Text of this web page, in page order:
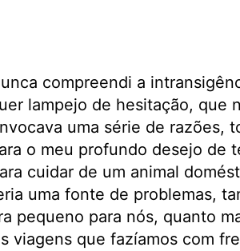
compreendi a
lampejo de hesitação, que
uma série de razões,
o meu profundo desejo de
cuidar de um animal
uma fonte de problemas,
pequeno para nós, quanto
viagens que fazíamos com